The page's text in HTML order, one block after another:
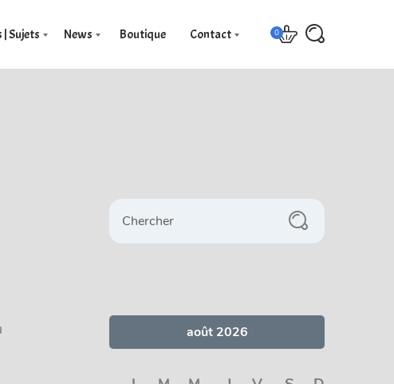
| Sujets News Boutique Contact 0
août 2026